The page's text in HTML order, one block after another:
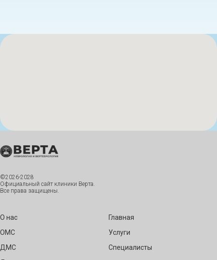
©2026-2028
Официальный сайт клиники Верта.
Все права защищены.
О нас
ОМС
ДМС
Главная
Услуги
Специалисты